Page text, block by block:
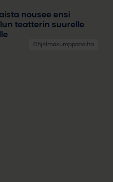
nousee ensi
teatterin suurelle
Ohjelmakumppaneilta